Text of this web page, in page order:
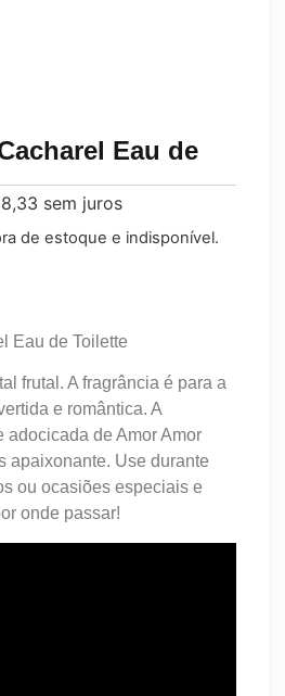
Eau de
sem juros
de estoque e indisponível.
Eau de Toilette
frutal. A fragrância é para a
e romântica. A
adocicada de Amor Amor
apaixonante. Use durante
ou ocasiões especiais e
onde passar!